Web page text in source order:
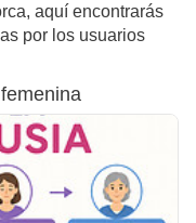
aquí encontrarás
por los usuarios